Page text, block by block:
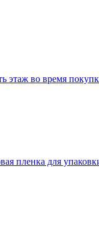
этаж во время
пленка для